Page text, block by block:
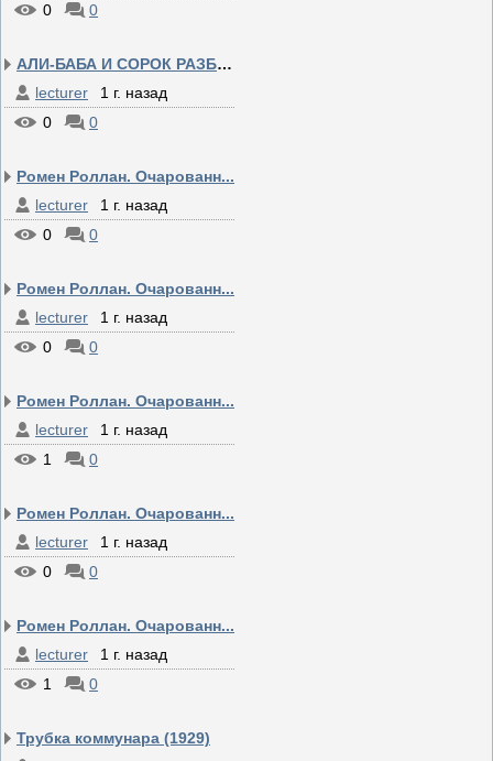
0
0
АЛИ-БАБА И СОРОК РАЗБОЙ...
lecturer
1 г. назад
0
0
Ромен Роллан. Очарованн...
lecturer
1 г. назад
0
0
Ромен Роллан. Очарованн...
lecturer
1 г. назад
0
0
Ромен Роллан. Очарованн...
lecturer
1 г. назад
1
0
Ромен Роллан. Очарованн...
lecturer
1 г. назад
0
0
Ромен Роллан. Очарованн...
lecturer
1 г. назад
1
0
Трубка коммунара (1929)